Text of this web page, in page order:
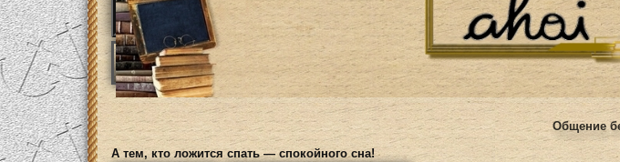
MonParis2025 ФОРУМ Беседка Праздники А тем, кто ложится спать —
Общение
А тем, кто ложится спать — спокойного сна!